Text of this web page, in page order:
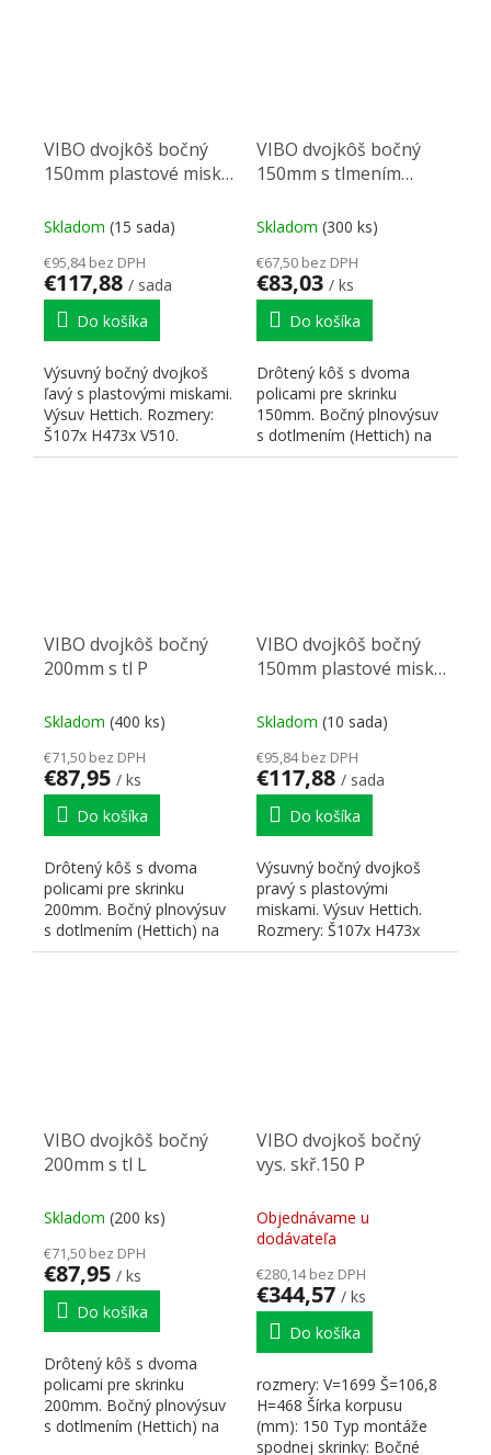
VIBO dvojkôš bočný
150mm plastové misky
Skladom (15 sada)
€95,84 bez DPH
€117,88 / sada
Do košíka
Výsuvný bočný dvojkoš
ľavý s plastovými miskami.
Výsuv Hettich. Rozmery:
Š107x H473x V510.
Vhodný pre otvorené...
VIBO dvojkôš bočný
150mm s tlmením
Skladom (300 ks)
€67,50 bez DPH
€83,03 / ks
Do košíka
Drôtený kôš s dvoma
policami pre skrinku
150mm. Bočný plnovýsuv
s dotlmením (Hettich) na
montáž na pravú stenu...
VIBO dvojkôš bočný
200mm s tl P
Skladom (400 ks)
€71,50 bez DPH
€87,95 / ks
Do košíka
Drôtený kôš s dvoma
policami pre skrinku
200mm. Bočný plnovýsuv
s dotlmením (Hettich) na
montáž na pravú stenu...
VIBO dvojkôš bočný
150mm plastové misky
Skladom (10 sada)
€95,84 bez DPH
€117,88 / sada
Do košíka
Výsuvný bočný dvojkoš
pravý s plastovými
miskami. Výsuv Hettich.
Rozmery: Š107x H473x
V510. Vhodný pre
VIBO dvojkôš bočný
200mm s tl L
Skladom (200 ks)
€71,50 bez DPH
€87,95 / ks
Do košíka
Drôtený kôš s dvoma
policami pre skrinku
200mm. Bočný plnovýsuv
s dotlmením (Hettich) na
VIBO dvojkoš bočný
vys. skř.150 P
Objednávame u
dodávateľa
€280,14 bez DPH
€344,57 / ks
Do košíka
rozmery: V=1699 Š=106,8
H=468 Šírka korpusu
(mm): 150 Typ montáže
spodnej skrinky: Bočné